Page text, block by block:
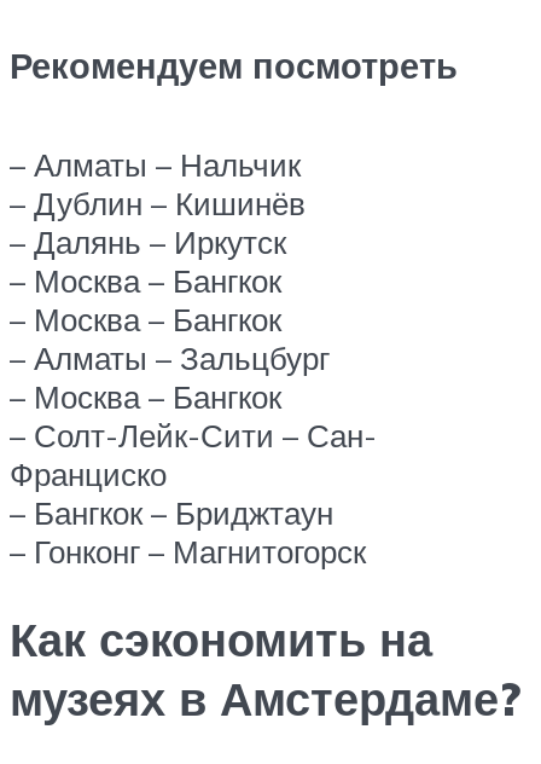
Рекомендуем посмотреть
– Алматы – Нальчик
– Дублин – Кишинёв
– Далянь – Иркутск
– Москва – Бангкок
– Москва – Бангкок
– Алматы – Зальцбург
– Москва – Бангкок
– Солт-Лейк-Сити – Сан-
Франциско
– Бангкок – Бриджтаун
– Гонконг – Магнитогорск
Как сэкономить на
музеях в Амстердаме?